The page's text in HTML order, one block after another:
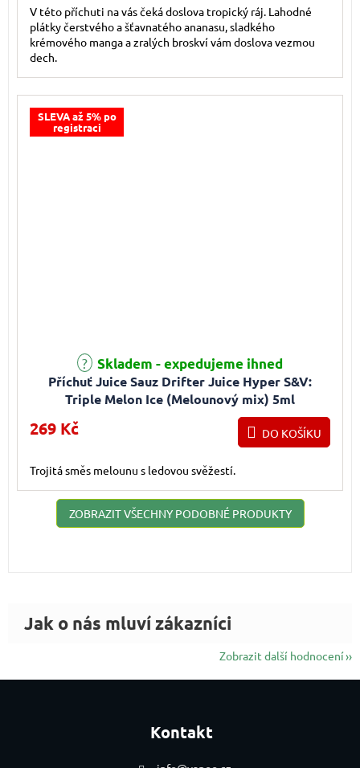
V této příchuti na vás čeká doslova tropický ráj. Lahodné
plátky čerstvého a šťavnatého ananasu, sladkého
krémového manga a zralých broskví vám doslova vezmou
dech.
SLEVA až 5% po
registraci
Příchuť Juice Sauz Drifter Juice Hyper S&V:
Triple Melon Ice (Melounový mix) 5ml
Skladem - expedujeme ihned
269 Kč DO KOŠÍKU
Trojitá směs melounu s ledovou svěžestí.
ZOBRAZIT VŠECHNY PODOBNÉ PRODUKTY
Zobrazit další hodnocení
Kontakt